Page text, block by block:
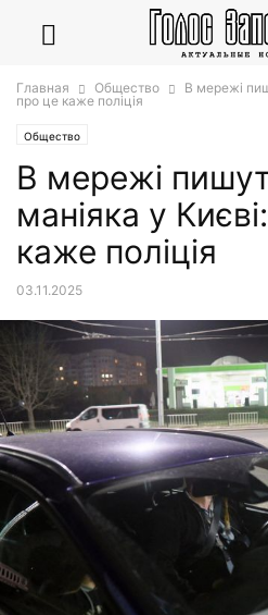
Главная Общество
В мережі
про це каже поліція
Общество
В мережі
маніяка у
каже поліція
03.11.2025